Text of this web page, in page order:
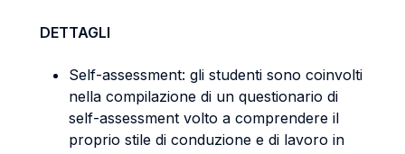
DETTAGLI
Self-assessment: gli studenti sono coinvolti
nella compilazione di un questionario di
self-assessment volto a comprendere il
proprio stile di conduzione e di lavoro in